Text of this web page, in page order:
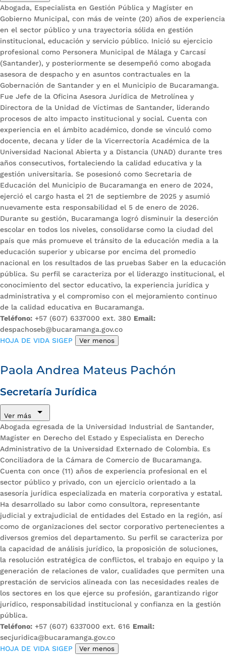
Abogada, Especialista en Gestión Pública y Magíster en
Gobierno Municipal, con más de veinte (20) años de experiencia
en el sector público y una trayectoria sólida en gestión
institucional, educación y servicio público. Inició su ejercicio
profesional como Personera Municipal de Málaga y Carcasí
(Santander), y posteriormente se desempeñó como abogada
asesora de despacho y en asuntos contractuales en la
Gobernación de Santander y en el Municipio de Bucaramanga.
Fue Jefe de la Oficina Asesora Jurídica de Metrolínea y
Directora de la Unidad de Víctimas de Santander, liderando
procesos de alto impacto institucional y social. Cuenta con
experiencia en el ámbito académico, donde se vinculó como
docente, decana y líder de la Vicerrectoría Académica de la
Universidad Nacional Abierta y a Distancia (UNAD) durante tres
años consecutivos, fortaleciendo la calidad educativa y la
gestión universitaria. Se posesionó como Secretaria de
Educación del Municipio de Bucaramanga en enero de 2024,
ejerció el cargo hasta el 21 de septiembre de 2025 y asumió
nuevamente esta responsabilidad el 5 de enero de 2026.
Durante su gestión, Bucaramanga logró disminuir la deserción
escolar en todos los niveles, consolidarse como la ciudad del
país que más promueve el tránsito de la educación media a la
educación superior y ubicarse por encima del promedio
nacional en los resultados de las pruebas Saber en la educación
pública. Su perfil se caracteriza por el liderazgo institucional, el
conocimiento del sector educativo, la experiencia jurídica y
administrativa y el compromiso con el mejoramiento continuo
de la calidad educativa en Bucaramanga.
Teléfono: +57 (607) 6337000 ext. 380 Email:
despachoseb@bucaramanga.gov.co
HOJA DE VIDA SIGEP
Ver menos
Paola Andrea Mateus Pachón
Secretaría Jurídica
Ver más
Abogada egresada de la Universidad Industrial de Santander,
Magíster en Derecho del Estado y Especialista en Derecho
Administrativo de la Universidad Externado de Colombia. Es
Conciliadora de la Cámara de Comercio de Bucaramanga.
Cuenta con once (11) años de experiencia profesional en el
sector público y privado, con un ejercicio orientado a la
asesoría jurídica especializada en materia corporativa y estatal.
Ha desarrollado su labor como consultora, representante
judicial y extrajudicial de entidades del Estado en la región, así
como de organizaciones del sector corporativo pertenecientes a
diversos gremios del departamento. Su perfil se caracteriza por
la capacidad de análisis jurídico, la proposición de soluciones,
la resolución estratégica de conflictos, el trabajo en equipo y la
generación de relaciones de valor, cualidades que permiten una
prestación de servicios alineada con las necesidades reales de
los sectores en los que ejerce su profesión, garantizando rigor
jurídico, responsabilidad institucional y confianza en la gestión
pública.
Teléfono: +57 (607) 6337000 ext. 616 Email:
secjuridica@bucaramanga.gov.co
HOJA DE VIDA SIGEP
Ver menos